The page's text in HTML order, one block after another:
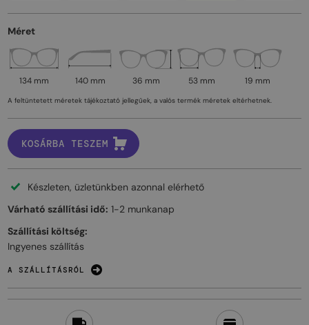
Méret
134 mm 140 mm 36 mm 53 mm 19 mm
A feltüntetett méretek tájékoztató jellegűek, a valós termék méretek eltérhetnek.
KOSÁRBA TESZEM
Készleten, üzletünkben azonnal elérhető
Várható szállítási idő: 1-2 munkanap
Szállítási költség:
Ingyenes szállítás
A SZÁLLÍTÁSRÓL